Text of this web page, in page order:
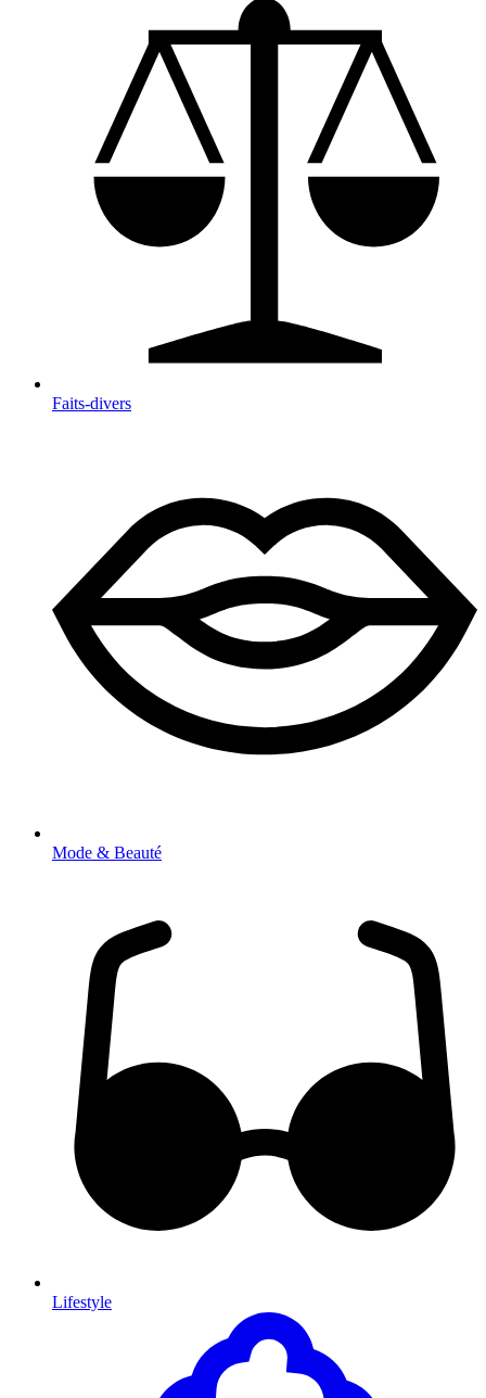
Faits-divers
Mode & Beauté
Lifestyle